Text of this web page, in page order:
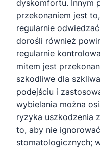
dyskomfortu. Innym
przekonaniem jest
regularnie
dorośli również
regularnie
mitem jest
szkodliwe dla
podejściu i
wybielania można
ryzyka uszkodzenia
to, aby nie
stomatologicznych;